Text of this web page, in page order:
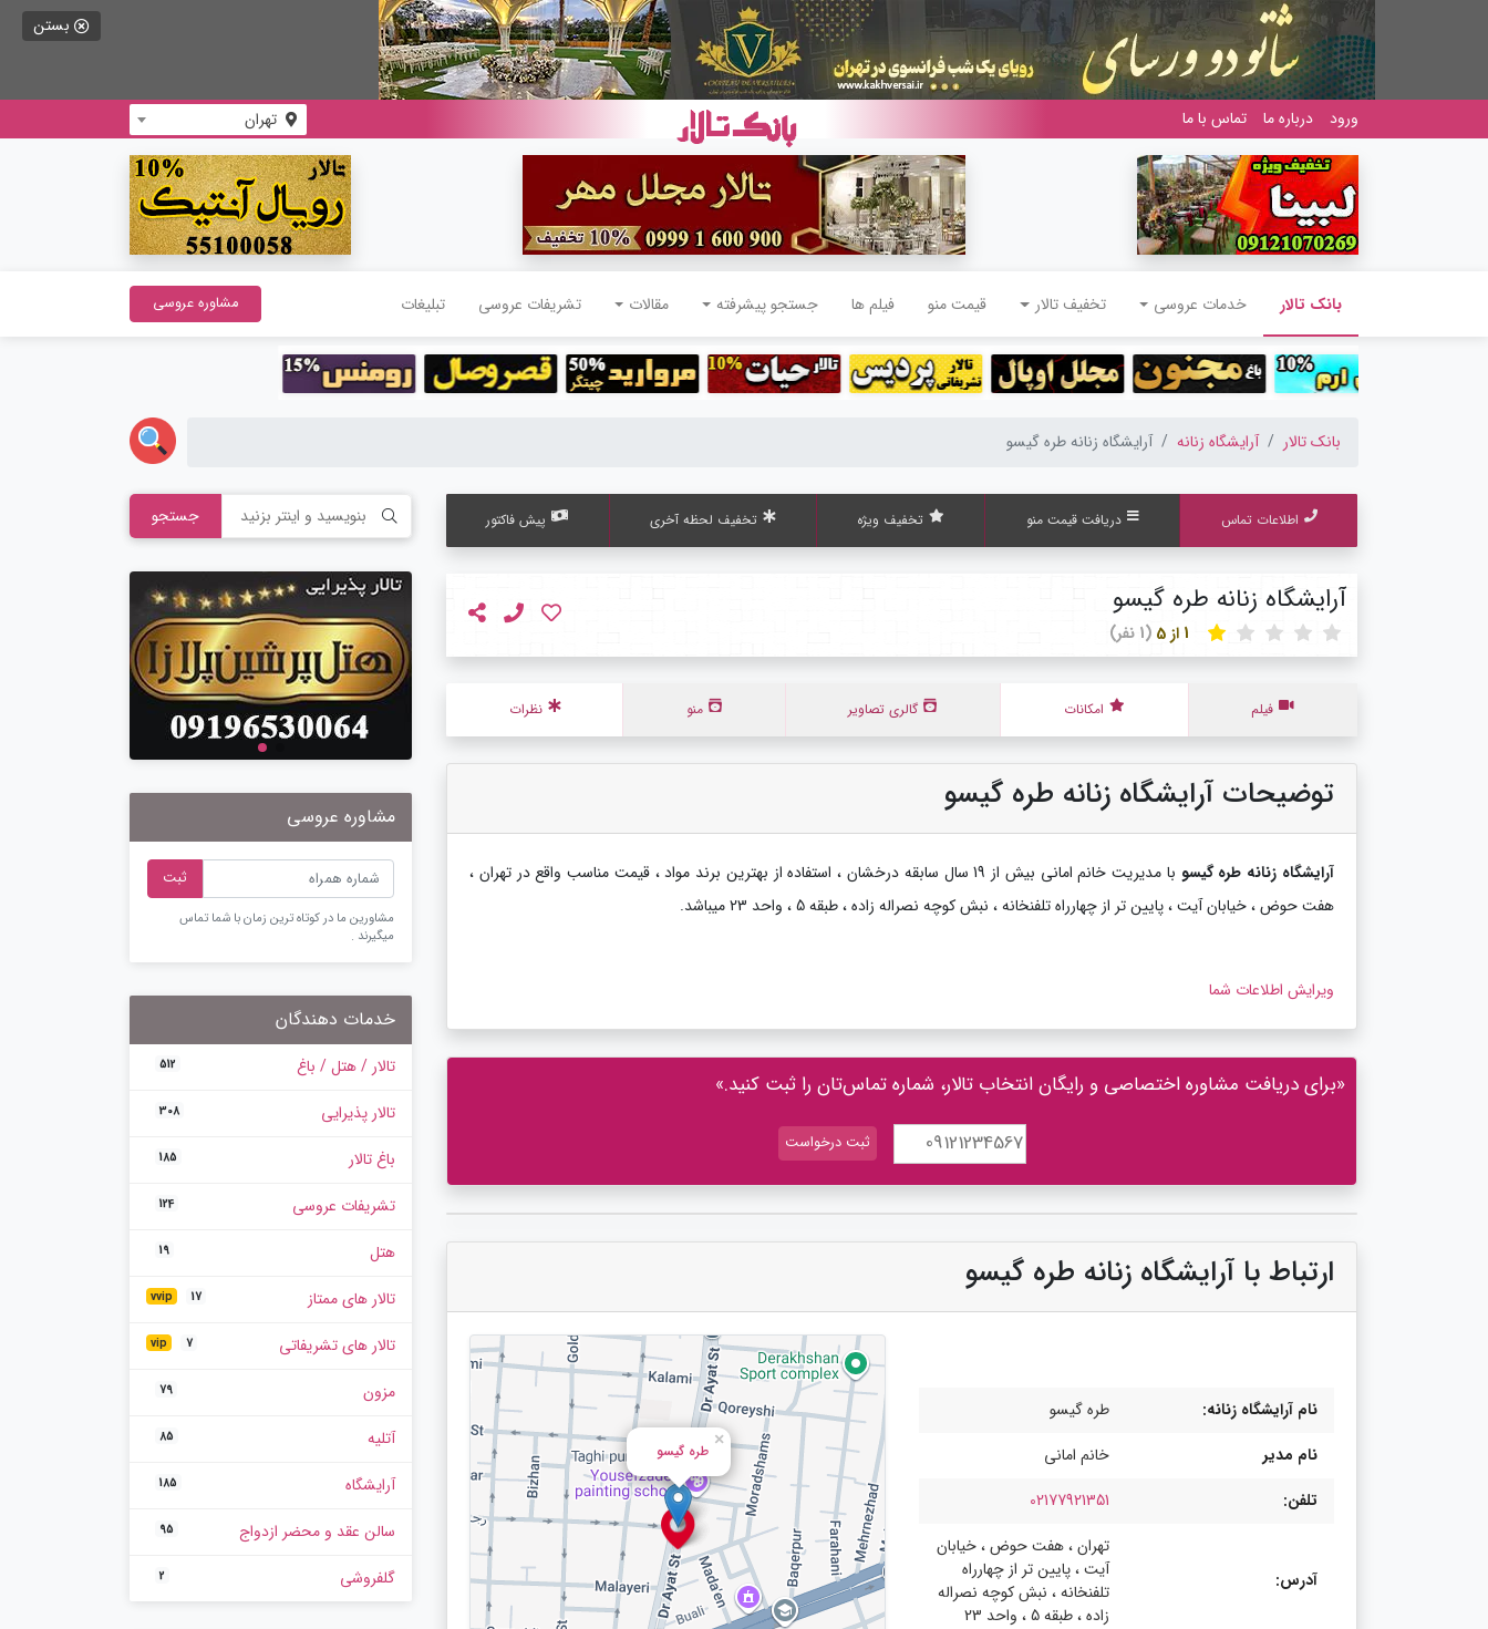
بستن
ورود درباره ما تماس با ما تهران
بانک تالار خدمات عروسی تخفیف تالار قیمت منو فیلم ها جستجو پیشرفته مقالات تشریفات عروسی تبلیغات مشاوره عروسی
بانک تالار آرایشگاه زنانه آرایشگاه زنانه طره گیسو
اطلاعات تماس دریافت قیمت منو تخفیف ویژه تخفیف لحظه آخری پیش فاکتور
آرایشگاه زنانه طره گیسو
(1 نفر)
فیلم امکانات گالری تصاویر منو نظرات
توضیحات آرایشگاه زنانه طره گیسو
آرایشگاه زنانه طره گیسو
با مدیریت خانم امانی بیش از 19 سال سابقه درخشان ، استفاده از بهترین برند مواد ، قیمت مناسب واقع در تهران ،
هفت حوض ، خیابان آیت ، پایین تر از چهارراه تلفنخانه ، نبش کوچه نصراله زاده ، طبقه 5 ، واحد 23 میباشد.
ویرایش اطلاعات شما
«برای دریافت مشاوره اختصاصی و رایگان انتخاب تالار، شماره تماس‌تان را ثبت کنید.»
ارتباط با آرایشگاه زنانه طره گیسو
نام آرایشگاه زنانه:
طره گیسو
نام مدیر
خانم امانی
تلفن:
02177921351
آدرس:
تهران ، هفت حوض ، خیابان
آیت ، پایین تر از چهارراه
تلفنخانه ، نبش کوچه نصراله
زاده ، طبقه 5 ، واحد 23
طره گیسو
×
جستجو
مشاوره عروسی
ثبت
مشاورین ما در کوتاه ترین زمان با شما تماس
میگیرند .
خدمات دهندگان
تالار / هتل / باغ 512
تالار پذیرایی 308
باغ تالار 185
تشریفات عروسی 124
هتل 19
تالار های ممتاز vvip 17
تالار های تشریفاتی vip 7
مزون 79
آتلیه 85
آرایشگاه 185
سالن عقد و محضر ازدواج 95
گلفروشی 2